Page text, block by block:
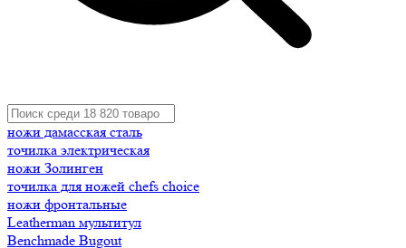
ножи дамасская сталь
точилка электрическая
ножи Золинген
точилка для ножей chefs choice
ножи фронтальные
Leatherman мультитул
Benchmade Bugout